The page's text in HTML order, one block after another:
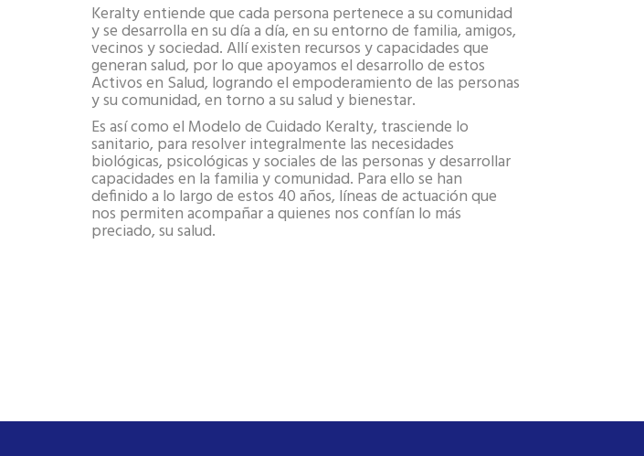
Keralty entiende que cada persona pertenece a su comunidad
y se desarrolla en su día a día, en su entorno de familia, amigos,
vecinos y sociedad. Allí existen recursos y capacidades que
generan salud, por lo que apoyamos el desarrollo de estos
Activos en Salud, logrando el empoderamiento de las personas
y su comunidad, en torno a su salud y bienestar.
Es así como el Modelo de Cuidado Keralty, trasciende lo
sanitario, para resolver integralmente las necesidades
biológicas, psicológicas y sociales de las personas y desarrollar
capacidades en la familia y comunidad. Para ello se han
definido a lo largo de estos 40 años, líneas de actuación que
nos permiten acompañar a quienes nos confían lo más
preciado, su salud.